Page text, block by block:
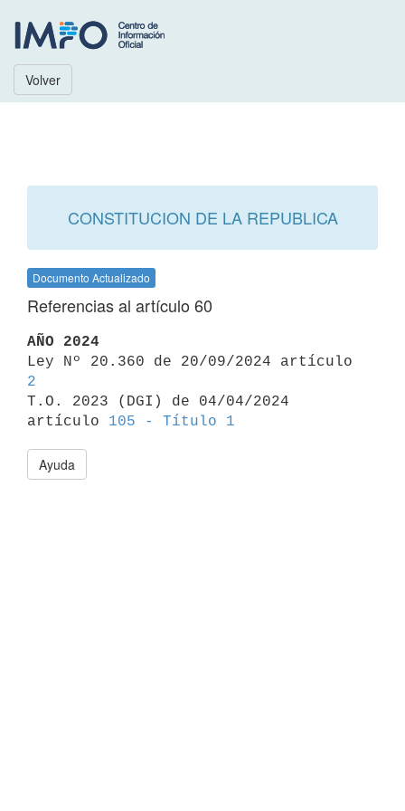
Volver
CONSTITUCION DE LA REPUBLICA
Documento Actualizado
Referencias al artículo 60
AÑO 2024
2
T.O. 2023 (DGI) de 04/04/2024
artículo 105 - Título 1
Ayuda